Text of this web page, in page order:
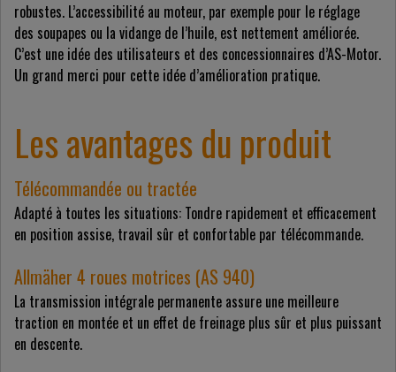
robustes. L’accessibilité au moteur, par exemple pour le réglage
des soupapes ou la vidange de l’huile, est nettement améliorée.
C’est une idée des utilisateurs et des concessionnaires d’AS-Motor.
Un grand merci pour cette idée d’amélioration pratique.
Les avantages du produit
Télécommandée ou tractée
Adapté à toutes les situations: Tondre rapidement et efficacement
en position assise, travail sûr et confortable par télécommande.
Allmäher 4 roues motrices (AS 940)
La transmission intégrale permanente assure une meilleure
traction en montée et un effet de freinage plus sûr et plus puissant
en descente.